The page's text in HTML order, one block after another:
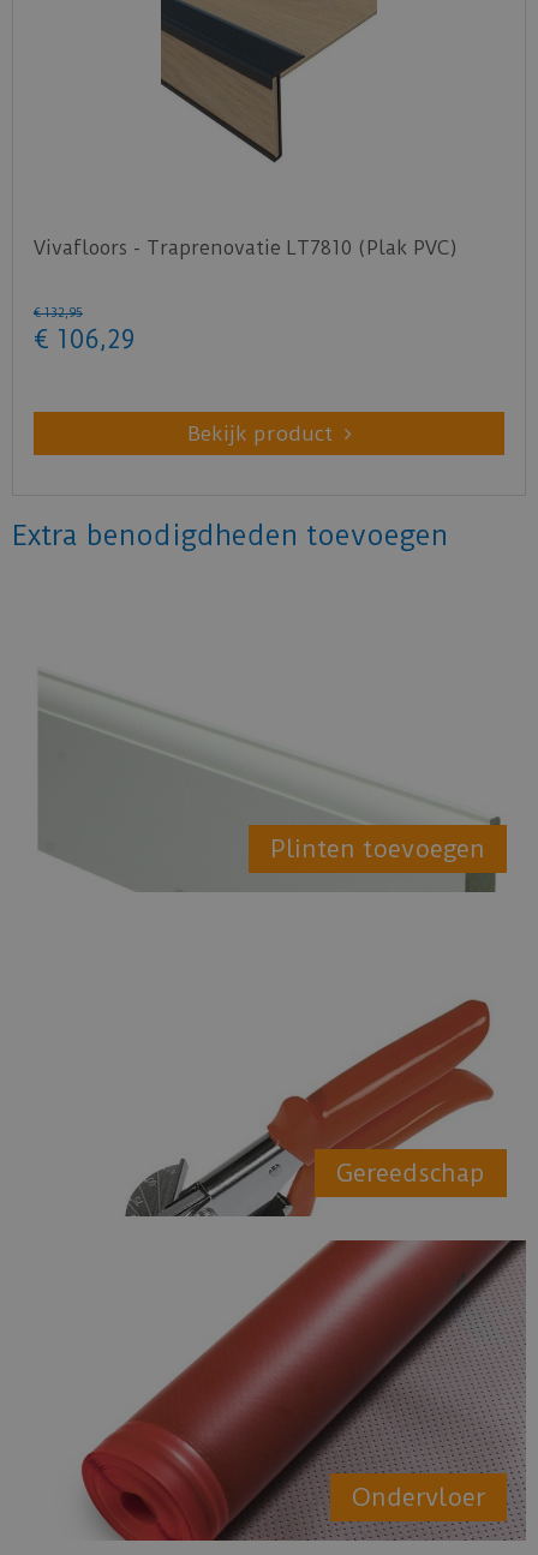
Vivafloors - Traprenovatie LT7810 (Plak PVC)
€ 132,95
€ 106,29
Bekijk product
Extra benodigdheden toevoegen
Plinten toevoegen
Gereedschap
Ondervloer